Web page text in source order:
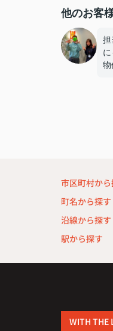
他のお客
担
物
市区町村から
町名から探す
沿線から探す
駅から探す
WITH THE